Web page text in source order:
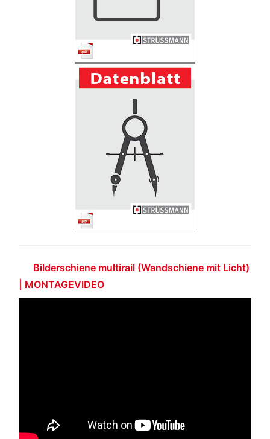
Bilderschiene multirail (Wandschiene mit Licht)
| MONTAGEVIDEO